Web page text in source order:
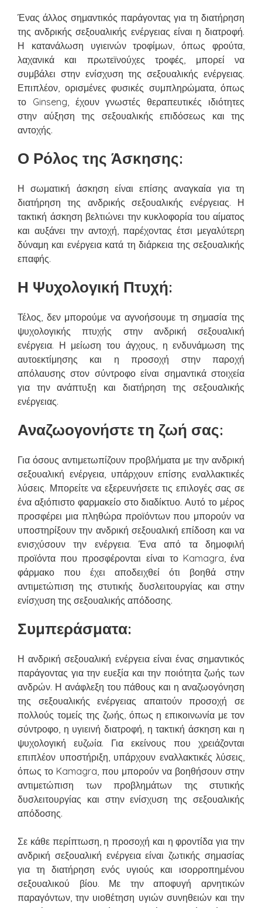
Ένας άλλος σημαντικός παράγοντας για τη διατήρηση
της ανδρικής σεξουαλικής ενέργειας είναι η διατροφή.
Η κατανάλωση υγιεινών τροφίμων, όπως φρούτα,
λαχανικά και πρωτεϊνούχες τροφές, μπορεί να
συμβάλει στην ενίσχυση της σεξουαλικής ενέργειας.
Επιπλέον, ορισμένες φυσικές συμπληρώματα, όπως
το Ginseng, έχουν γνωστές θεραπευτικές ιδιότητες
στην αύξηση της σεξουαλικής επιδόσεως και της
αντοχής.
Ο Ρόλος της Άσκησης:
Η σωματική άσκηση είναι επίσης αναγκαία για τη
διατήρηση της ανδρικής σεξουαλικής ενέργειας. Η
τακτική άσκηση βελτιώνει την κυκλοφορία του αίματος
και αυξάνει την αντοχή, παρέχοντας έτσι μεγαλύτερη
δύναμη και ενέργεια κατά τη διάρκεια της σεξουαλικής
επαφής.
Η Ψυχολογική Πτυχή:
Τέλος, δεν μπορούμε να αγνοήσουμε τη σημασία της
ψυχολογικής πτυχής στην ανδρική σεξουαλική
ενέργεια. Η μείωση του άγχους, η ενδυνάμωση της
αυτοεκτίμησης και η προσοχή στην παροχή
απόλαυσης στον σύντροφο είναι σημαντικά στοιχεία
για την ανάπτυξη και διατήρηση της σεξουαλικής
ενέργειας.
Αναζωογονήστε τη ζωή σας:
Για όσους αντιμετωπίζουν προβλήματα με την ανδρική
σεξουαλική ενέργεια, υπάρχουν επίσης εναλλακτικές
λύσεις. Μπορείτε να εξερευνήσετε τις επιλογές σας σε
ένα αξιόπιστο φαρμακείο στο διαδίκτυο. Αυτό το μέρος
προσφέρει μια πληθώρα προϊόντων που μπορούν να
υποστηρίξουν την ανδρική σεξουαλική επίδοση και να
ενισχύσουν την ενέργεια. Ένα από τα δημοφιλή
προϊόντα που προσφέρονται είναι το Kamagra, ένα
φάρμακο που έχει αποδειχθεί ότι βοηθά στην
αντιμετώπιση της στυτικής δυσλειτουργίας και στην
ενίσχυση της σεξουαλικής απόδοσης.
Συμπεράσματα:
Η ανδρική σεξουαλική ενέργεια είναι ένας σημαντικός
παράγοντας για την ευεξία και την ποιότητα ζωής των
ανδρών. Η ανάφλεξη του πάθους και η αναζωογόνηση
της σεξουαλικής ενέργειας απαιτούν προσοχή σε
πολλούς τομείς της ζωής, όπως η επικοινωνία με τον
σύντροφο, η υγιεινή διατροφή, η τακτική άσκηση και η
ψυχολογική ευζωία. Για εκείνους που χρειάζονται
επιπλέον υποστήριξη, υπάρχουν εναλλακτικές λύσεις,
όπως το Kamagra, που μπορούν να βοηθήσουν στην
αντιμετώπιση των προβλημάτων της στυτικής
δυσλειτουργίας και στην ενίσχυση της σεξουαλικής
απόδοσης.
Σε κάθε περίπτωση, η προσοχή και η φροντίδα για την
ανδρική σεξουαλική ενέργεια είναι ζωτικής σημασίας
για τη διατήρηση ενός υγιούς και ισορροπημένου
σεξουαλικού βίου. Με την αποφυγή αρνητικών
παραγόντων, την υιοθέτηση υγιών συνηθειών και την